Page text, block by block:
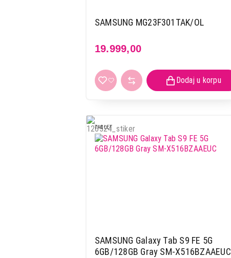
SAMSUNG MG23F301TAK/OL
19.999,00
TABLET
SAMSUNG Galaxy Tab S9 FE 5G
6GB/128GB Gray SM-X516BZAAEUC